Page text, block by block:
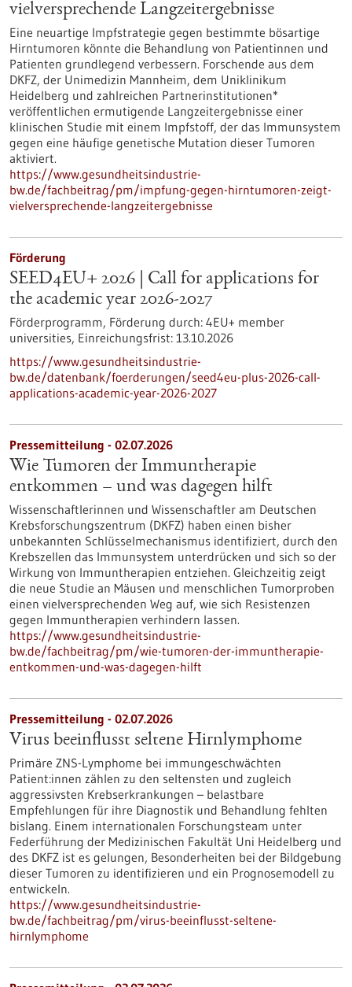
vielversprechende Langzeitergebnisse
Eine neuartige Impfstrategie gegen bestimmte bösartige
Hirntumoren könnte die Behandlung von Patientinnen und
Patienten grundlegend verbessern. Forschende aus dem
DKFZ, der Unimedizin Mannheim, dem Uniklinikum
Heidelberg und zahlreichen Partnerinstitutionen*
veröffentlichen ermutigende Langzeitergebnisse einer
klinischen Studie mit einem Impfstoff, der das Immunsystem
gegen eine häufige genetische Mutation dieser Tumoren
aktiviert.
https://www.gesundheitsindustrie-
bw.de/fachbeitrag/pm/impfung-gegen-hirntumoren-zeigt-
vielversprechende-langzeitergebnisse
Förderung
SEED4EU+ 2026 | Call for applications for
the academic year 2026-2027
Förderprogramm, Förderung durch: 4EU+ member
universities, Einreichungsfrist: 13.10.2026
https://www.gesundheitsindustrie-
bw.de/datenbank/foerderungen/seed4eu-plus-2026-call-
applications-academic-year-2026-2027
Pressemitteilung - 02.07.2026
Wie Tumoren der Immuntherapie
entkommen – und was dagegen hilft
Wissenschaftlerinnen und Wissenschaftler am Deutschen
Krebsforschungszentrum (DKFZ) haben einen bisher
unbekannten Schlüsselmechanismus identifiziert, durch den
Krebszellen das Immunsystem unterdrücken und sich so der
Wirkung von Immuntherapien entziehen. Gleichzeitig zeigt
die neue Studie an Mäusen und menschlichen Tumorproben
einen vielversprechenden Weg auf, wie sich Resistenzen
gegen Immuntherapien verhindern lassen.
https://www.gesundheitsindustrie-
bw.de/fachbeitrag/pm/wie-tumoren-der-immuntherapie-
entkommen-und-was-dagegen-hilft
Pressemitteilung - 02.07.2026
Virus beeinflusst seltene Hirnlymphome
Primäre ZNS-Lymphome bei immungeschwächten
Patient:innen zählen zu den seltensten und zugleich
aggressivsten Krebserkrankungen – belastbare
Empfehlungen für ihre Diagnostik und Behandlung fehlten
bislang. Einem internationalen Forschungsteam unter
Federführung der Medizinischen Fakultät Uni Heidelberg und
des DKFZ ist es gelungen, Besonderheiten bei der Bildgebung
dieser Tumoren zu identifizieren und ein Prognosemodell zu
entwickeln.
https://www.gesundheitsindustrie-
bw.de/fachbeitrag/pm/virus-beeinflusst-seltene-
hirnlymphome